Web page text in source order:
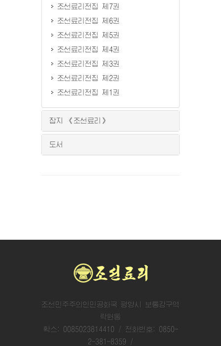
조선료리전집 제7권
조선료리전집 제6권
조선료리전집 제5권
조선료리전집 제4권
조선료리전집 제3권
조선료리전집 제2권
조선료리전집 제1권
잡지 《조선료리》
도서
조선민주주의인민공화국 평양시 보통강구역
락원동
확스: 0085023814410 / 전화번호: 0850-
2-381-8359 /